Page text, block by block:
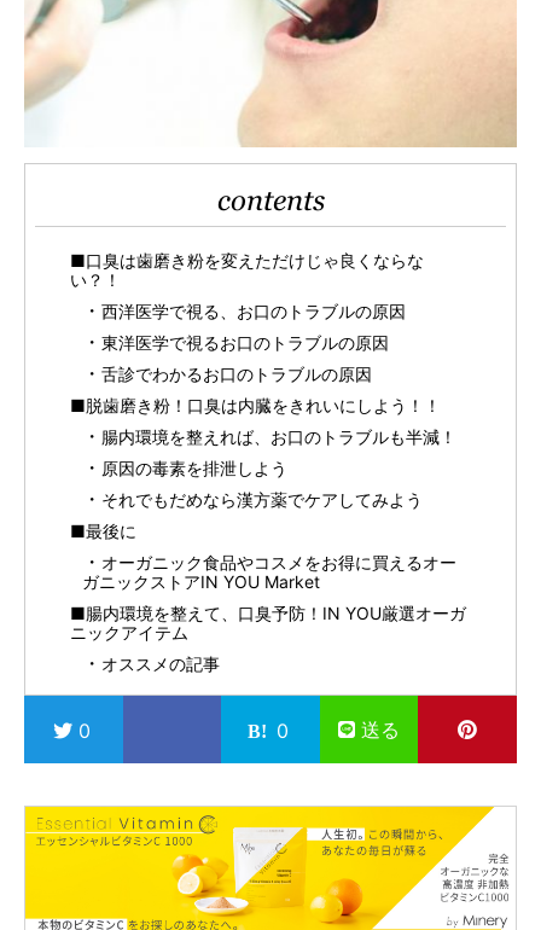
contents
■口臭は歯磨き粉を変えただけじゃ良くならな
い？！
西洋医学で視る、お口のトラブルの原因
東洋医学で視るお口のトラブルの原因
舌診でわかるお口のトラブルの原因
■脱歯磨き粉！口臭は内臓をきれいにしよう！！
腸内環境を整えれば、お口のトラブルも半減！
原因の毒素を排泄しよう
それでもだめなら漢方薬でケアしてみよう
■最後に
オーガニック食品やコスメをお得に買えるオー
ガニックストアIN YOU Market
■腸内環境を整えて、口臭予防！IN YOU厳選オーガ
ニックアイテム
オススメの記事
0 0 送る